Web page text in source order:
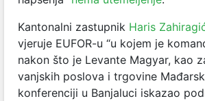
Kantonalni zastupnik Haris
vjeruje EUFOR-u “u kojem je
nakon što je Levante Magyar, kao
vanjskih poslova i trgovine
konferenciji u Banjaluci iskazao